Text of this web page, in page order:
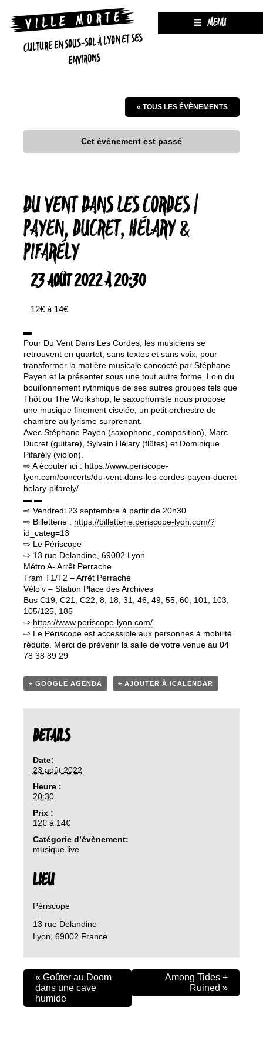
CULTURE EN SOUS-SOL À LYON ET SES
ENVIRONS
MENU
« TOUS LES ÉVÈNEMENTS
Cet évènement est passé
DU VENT DANS LES CORDES |
PAYEN, DUCRET, HÉLARY &
PIFARÉLY
23 AOÛT 2022 À 20:30
12€ à 14€
▬
Pour Du Vent Dans Les Cordes, les musiciens se
retrouvent en quartet, sans textes et sans voix, pour
transformer la matière musicale concocté par Stéphane
Payen et la présenter sous une tout autre forme. Loin du
bouillonnement rythmique de ses autres groupes tels que
Thôt ou The Workshop, le saxophoniste nous propose
une musique finement ciselée, un petit orchestre de
chambre au lyrisme surprenant.
Avec Stéphane Payen (saxophone, composition), Marc
Ducret (guitare), Sylvain Hélary (flûtes) et Dominique
Pifarély (violon).
⇨ A écouter ici : https://www.periscope-
lyon.com/concerts/du-vent-dans-les-cordes-payen-ducret-
helary-pifarely/
▬ ▬
⇨ Vendredi 23 septembre à partir de 20h30
⇨ Billetterie : https://billetterie.periscope-lyon.com/?
id_categ=13
⇨ Le Périscope
⇨ 13 rue Delandine, 69002 Lyon
Métro A- Arrêt Perrache
Tram T1/T2 – Arrêt Perrache
Vélo’v – Station Place des Archives
Bus C19, C21, C22, 8, 18, 31, 46, 49, 55, 60, 101, 103,
105/125, 185
⇨ https://www.periscope-lyon.com/
⇨ Le Périscope est accessible aux personnes à mobilité
réduite. Merci de prévenir la salle de votre venue au 04
78 38 89 29
+ GOOGLE AGENDA + AJOUTER À ICALENDAR
DETAILS
Date:
23 août 2022
Heure :
20:30
Prix :
12€ à 14€
Catégorie d’évènement:
musique live
LIEU
Périscope
13 rue Delandine
Lyon 69002 France
« Goûter au Doom
dans une cave
humide
Among Tides +
Ruined »